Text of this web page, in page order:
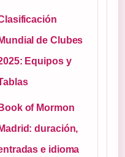
Mundial de Clubes
Equipos y
Book of Mormon
Madrid: duración,
e idioma